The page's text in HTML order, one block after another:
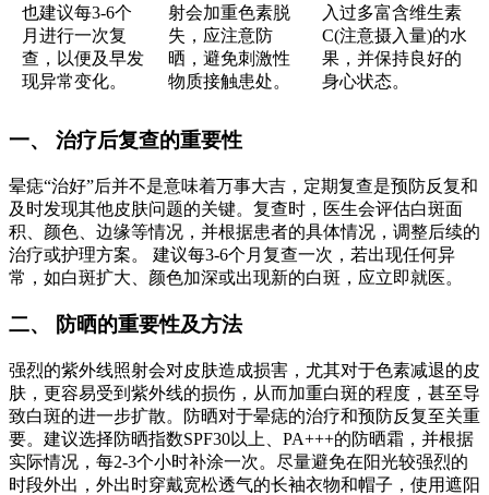
也建议每3-6个
月进行一次复
查，以便及早发
现异常变化。
射会加重色素脱
失，应注意防
晒，避免刺激性
物质接触患处。
入过多富含维生素
C(注意摄入量)的水
果，并保持良好的
身心状态。
一、 治疗后复查的重要性
晕痣“治好”后并不是意味着万事大吉，定期复查是预防反复和
及时发现其他皮肤问题的关键。复查时，医生会评估白斑面
积、颜色、边缘等情况，并根据患者的具体情况，调整后续的
治疗或护理方案。 建议每3-6个月复查一次，若出现任何异
常，如白斑扩大、颜色加深或出现新的白斑，应立即就医。
二、 防晒的重要性及方法
强烈的紫外线照射会对皮肤造成损害，尤其对于色素减退的皮
肤，更容易受到紫外线的损伤，从而加重白斑的程度，甚至导
致白斑的进一步扩散。防晒对于晕痣的治疗和预防反复至关重
要。建议选择防晒指数SPF30以上、PA+++的防晒霜，并根据
实际情况，每2-3个小时补涂一次。尽量避免在阳光较强烈的
时段外出，外出时穿戴宽松透气的长袖衣物和帽子，使用遮阳